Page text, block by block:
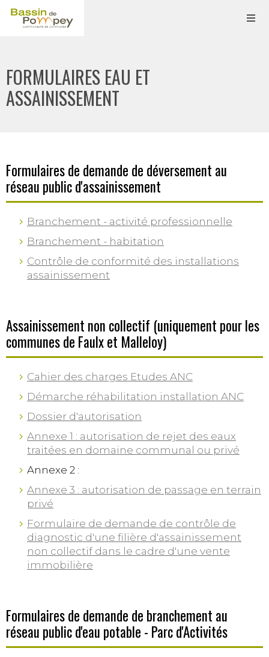
FORMULAIRES EAU ET
ASSAINISSEMENT
Formulaires de demande de déversement au
réseau public d'assainissement
Branchement - activité professionnelle
Branchement - habitation
Contrôle de conformité des installations
assainissement
Assainissement non collectif (uniquement pour les
communes de Faulx et Malleloy)
Cahier des charges Etudes ANC
Démarche réhabilitation installation ANC
Dossier d'autorisation
Annexe 1 : autorisation de rejet des eaux
traitées en domaine communal ou privé
Annexe 2 :
Annexe 3 : autorisation de passage en terrain
privé
Formulaire de demande de contrôle de
diagnostic d'une filière d'assainissement
non collectif dans le cadre d'une vente
immobilière
Formulaires de demande de branchement au
réseau public d'eau potable - Parc d'Activités